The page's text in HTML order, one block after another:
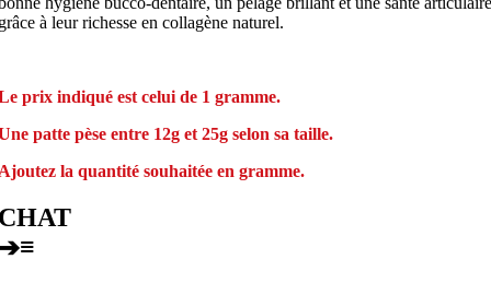
à leur richesse en collagène naturel.
prix indiqué est celui de 1 gramme.
patte pèse entre 12g et 25g selon sa taille.
la quantité souhaitée en gramme.
≡